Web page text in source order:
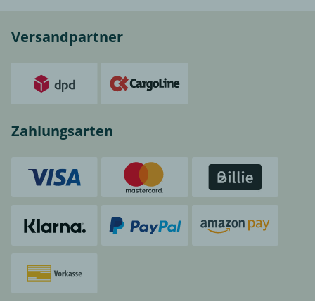
Versandpartner
Zahlungsarten